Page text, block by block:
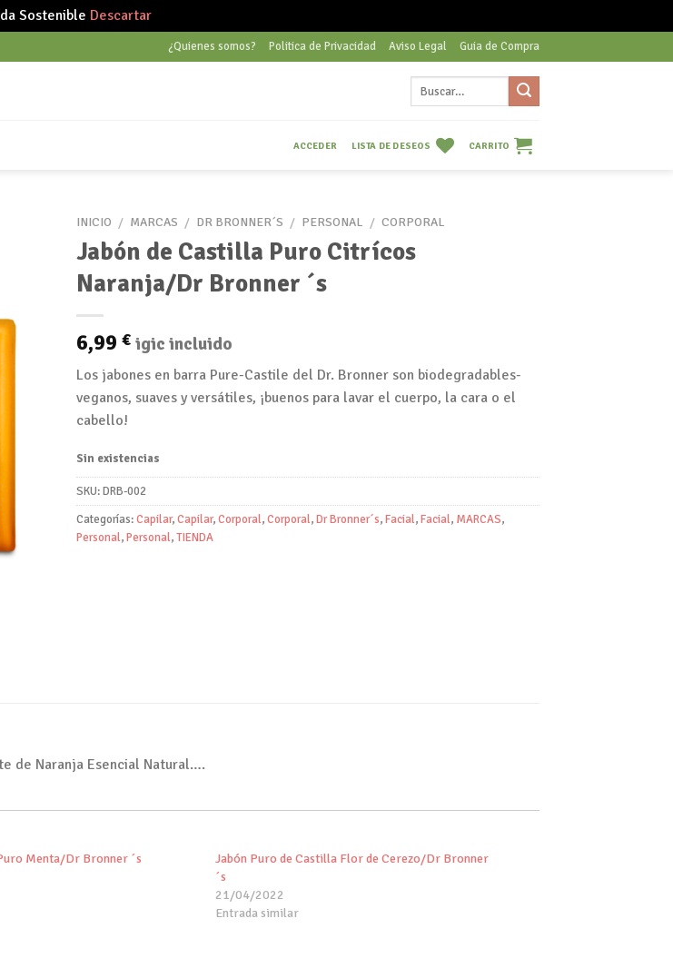
Sostenible Descartar
¿Quienes somos? Politica de Privacidad Aviso Legal Guia de Compra
ACCEDER LISTA DE DESEOS CARRITO
a tu
lista
de
deseos
INICIO / MARCAS / DR BRONNER´S / PERSONAL / CORPORAL
Jabón de Castilla Puro Citrícos
Naranja/Dr Bronner ´s
6,99 € igic incluido
Los jabones en barra Pure-Castile del Dr. Bronner son biodegradables-
veganos, suaves y versátiles, ¡buenos para lavar el cuerpo, la cara o el
cabello!
Sin existencias
SKU:DRB-002
Categorías:Capilar,Capilar,Corporal,Corporal,Dr Bronner´s,Facial,Facial, MARCAS,
Personal,Personal,TIENDA
de Naranja Esencial Natural….
Menta/Dr Bronner ´s
Jabón Puro de Castilla Flor de Cerezo/Dr Bronner
´s
21/04/2022
Entrada similar